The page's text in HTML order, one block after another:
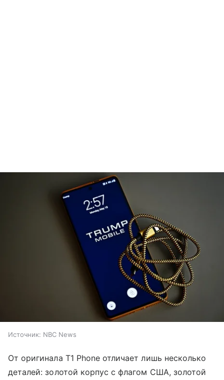
Источник: NBC News
От оригинала T1 Phone отличает лишь несколько
деталей: золотой корпус с флагом США, золотой